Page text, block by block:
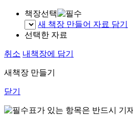
책장선택
새 책장 만들어 자료 담기
선택한 자료
취소 내책장에 담기
새책장 만들기
닫기
표가 있는 항목은 반드시 기